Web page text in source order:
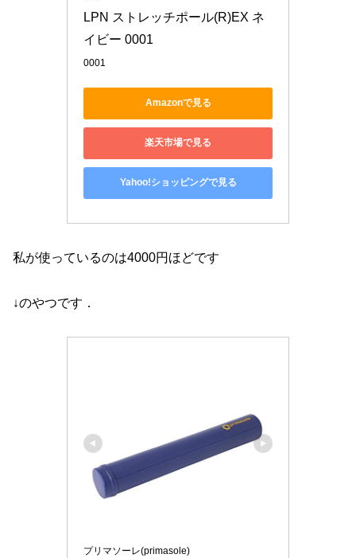
LPN ストレッチポール(R)EX ネ
イビー 0001
0001
Amazonで見る
楽天市場で見る
Yahoo!ショッピングで見る
私が使っているのは4000円ほどです
↓のやつです．
プリマソーレ(primasole)